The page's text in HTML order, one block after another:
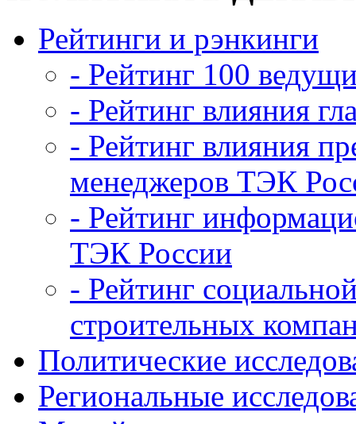
Рейтинги и рэнкинги
- Рейтинг 100
- Рейтинг влияния
- Рейтинг влияния
менеджеров ТЭК
- Рейтинг
ТЭК России
- Рейтинг
строительных
Политические
Региональные